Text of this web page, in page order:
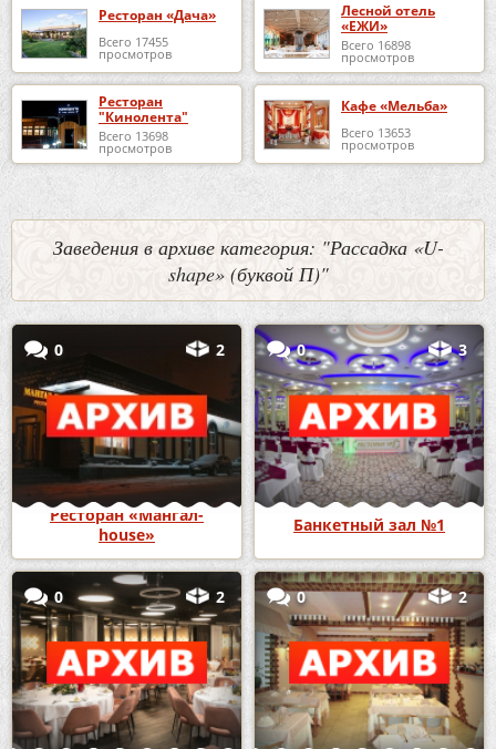
Ресторан «Дача»
Всего 17455
просмотров
Лесной отель
«ЕЖИ»
Всего 16898
просмотров
Ресторан
"Кинолента"
Всего 13698
просмотров
Кафе «Мельба»
Всего 13653
просмотров
Заведения в архиве категория: "Рассадка «U-
shape» (буквой П)"
0 2
Ресторан «Мангал-
house»
0 3
Банкетный зал №1
0 2 0 2